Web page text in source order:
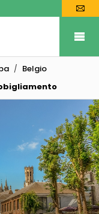
Belgio